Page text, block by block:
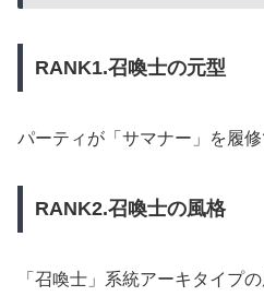
RANK1.召喚士の元型
パーティが「サマナー」を履
RANK2.召喚士の風格
「召喚士」系統アーキタイプ